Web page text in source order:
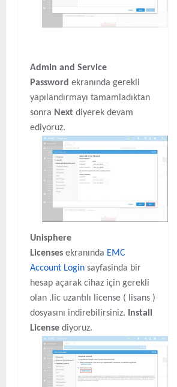
Admin and Service
Password ekranında gerekli
yapılandırmayı tamamladıktan
sonra Next diyerek devam
ediyoruz.
Unisphere
Licenses ekranında EMC
Account Login sayfasinda bir
hesap açarak cihaz için gerekli
olan .lic uzantılı license ( lisans )
dosyasını indirebilirsiniz. Install
License diyoruz.